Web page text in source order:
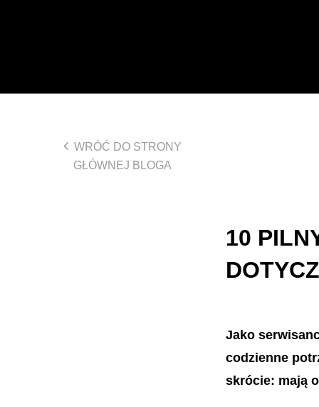
WRÓĆ DO STRONY
GŁÓWNEJ BLOGA
10
Jako
codzienne
skrócie: mają